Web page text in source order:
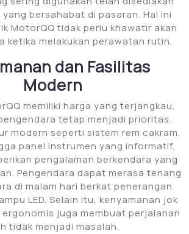
bersahabat di pasaran. Hal ini
MotorQQ tidak perlu khawatir akan
ketika melakukan perawatan rutin.
dan Fasilitas
Modern
memiliki harga yang terjangkau,
tetap menjadi prioritas.
modern seperti sistem rem cakram,
panel instrumen yang informatif,
pengalaman berkendara yang
Pengendara dapat merasa tenang
di malam hari berkat penerangan
LED. Selain itu, kenyamanan jok
juga membuat perjalanan
tidak menjadi masalah.